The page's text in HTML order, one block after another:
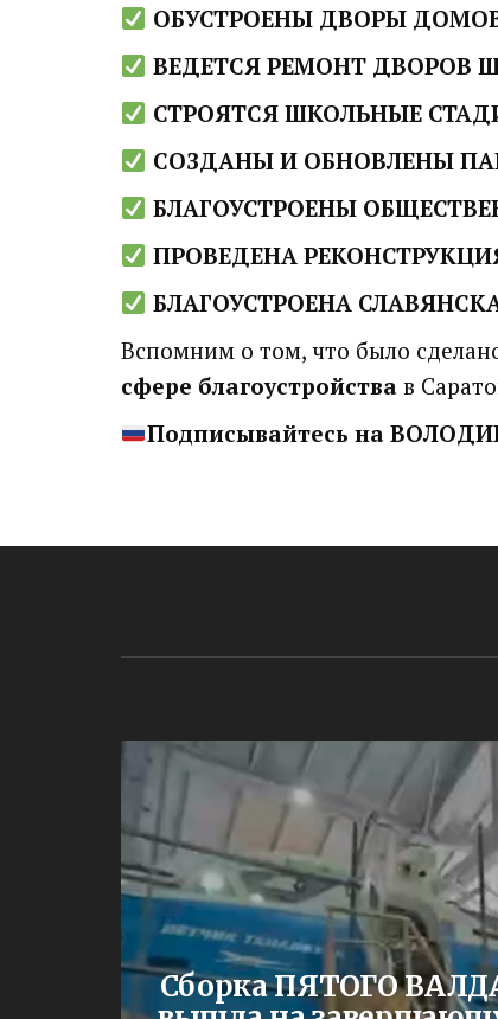
ОБУСТРОЕНЫ ДВОРЫ
ВЕДЕТСЯ РЕМОНТ ДВОРОВ
СТРОЯТСЯ ШКОЛЬНЫЕ
СОЗДАНЫ И ОБНОВЛЕНЫ
БЛАГОУСТРОЕНЫ
ПРОВЕДЕНА
БЛАГОУСТРОЕНА
Вспомним о том, что было
сфере благоустройства в
Подписывайтесь на
Сборка ПЯТОГО